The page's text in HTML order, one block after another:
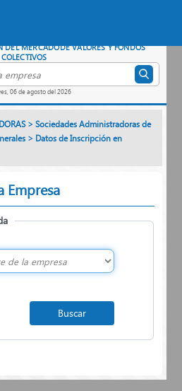
DEL MERCADODE VALORES Y FONDOS
COLECTIVOS
06 de agosto del 2026
>Sociedades Administradoras de
> Datos de Inscripción en
Empresa